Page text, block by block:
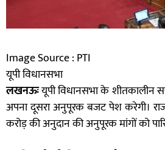
Image Source : PTI
यूपी विधानसभा
लखनऊःयूपी विधानसभा के शीतकालीन
अपना दूसरा अनुपूरक बजट पेश करेगी।
करोड़ की अनुदान की अनुपूरक मांगों को